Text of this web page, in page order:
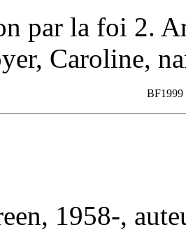
par la foi 2.
Caroline,
BF1999
1958-,